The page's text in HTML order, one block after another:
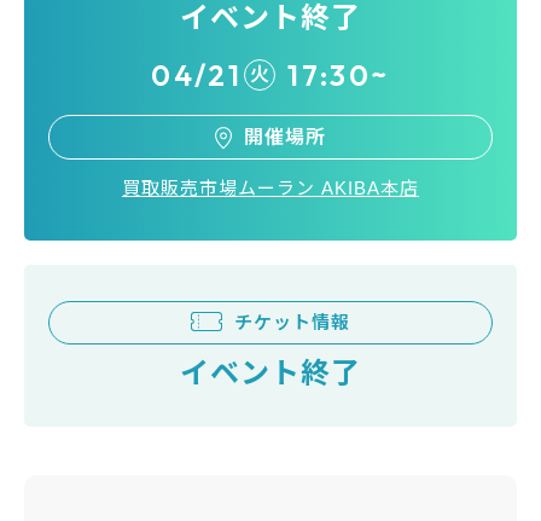
イベント終了
04/21 火 17:30~
開催場所
買取販売市場ムーラン AKIBA本店
チケット情報
イベント終了